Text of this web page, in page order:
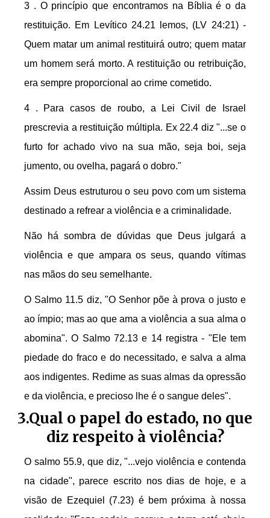
3 . O princípio que encontramos na Bíblia é o da
restituição. Em Levítico 24.21 lemos, (LV 24:21) -
Quem matar um animal restituirá outro; quem matar
um homem será morto. A restituição ou retribuição,
era sempre proporcional ao crime cometido.
4 . Para casos de roubo, a Lei Civil de Israel
prescrevia a restituição múltipla. Ex 22.4 diz "...se o
furto for achado vivo na sua mão, seja boi, seja
jumento, ou ovelha, pagará o dobro."
Assim Deus estruturou o seu povo com um sistema
destinado a refrear a violência e a criminalidade.
Não há sombra de dúvidas que Deus julgará a
violência e que ampara os seus, quando vítimas
nas mãos do seu semelhante.
O Salmo 11.5 diz, "O Senhor põe à prova o justo e
ao ímpio; mas ao que ama a violência a sua alma o
abomina". O Salmo 72.13 e 14 registra - "Ele tem
piedade do fraco e do necessitado, e salva a alma
aos indigentes. Redime as suas almas da opressão
e da violência, e precioso lhe é o sangue deles".
3.Qual o papel do estado, no que
diz respeito à violência?
O salmo 55.9, que diz, "...vejo violência e contenda
na cidade", parece escrito nos dias de hoje, e a
visão de Ezequiel (7.23) é bem próxima à nossa